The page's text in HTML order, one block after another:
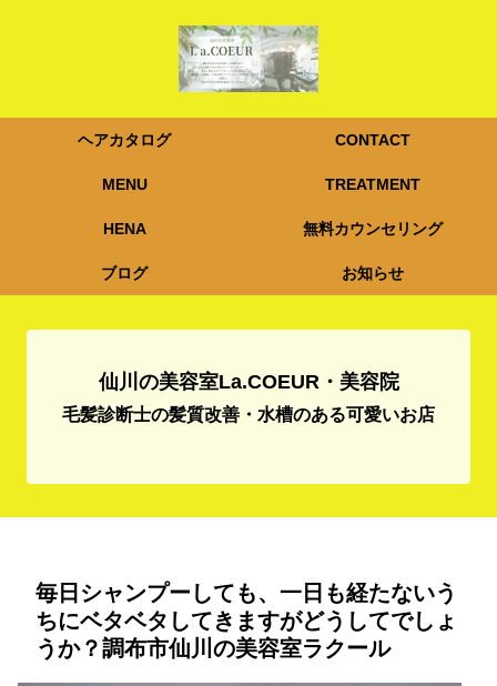
ヘアカタログ CONTACT
MENU TREATMENT
HENA 無料カウンセリング
ブログ お知らせ
仙川の美容室La.COEUR・美容院
毛髪診断士の髪質改善・水槽のある可愛いお店
毎日シャンプーしても、一日も経たないう
ちにベタベタしてきますがどうしてでしょ
うか？調布市仙川の美容室ラクール